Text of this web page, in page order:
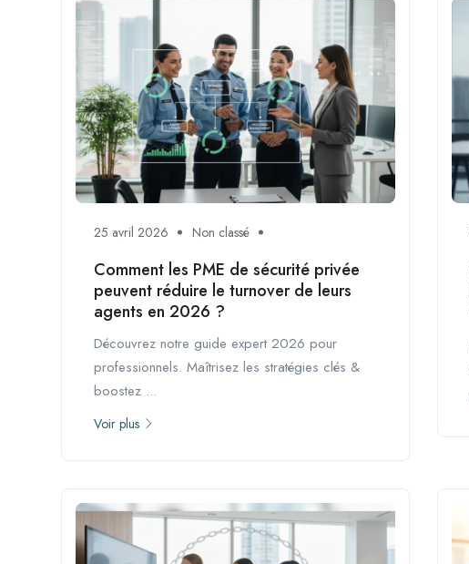
25 avril 2026 Non classé
Comment les PME de sécurité privée
peuvent réduire le turnover de leurs
agents en 2026 ?
Découvrez notre guide expert 2026 pour
professionnels. Maîtrisez les stratégies clés &
boostez ...
Voir plus